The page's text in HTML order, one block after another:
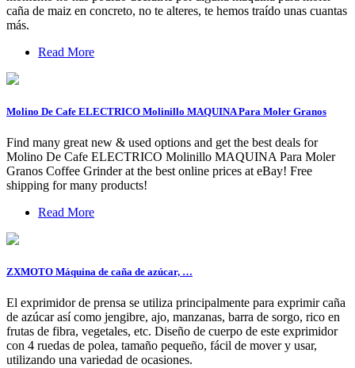
caña de maiz en concreto, no te alteres, te hemos traído unas cuantas
más.
Read More
Molino De Cafe ELECTRICO Molinillo MAQUINA Para Moler Granos
Find many great new & used options and get the best deals for
Molino De Cafe ELECTRICO Molinillo MAQUINA Para Moler
Granos Coffee Grinder at the best online prices at eBay! Free
shipping for many products!
Read More
ZXMOTO Máquina de caña de azúcar, …
El exprimidor de prensa se utiliza principalmente para exprimir caña
de azúcar así como jengibre, ajo, manzanas, barra de sorgo, rico en
frutas de fibra, vegetales, etc. Diseño de cuerpo de este exprimidor
con 4 ruedas de polea, tamaño pequeño, fácil de mover y usar,
utilizando una variedad de ocasiones.